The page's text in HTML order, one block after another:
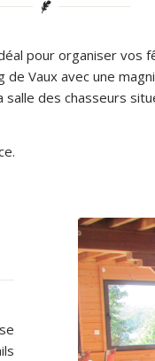
pour organiser
Vaux avec une
des chasseurs